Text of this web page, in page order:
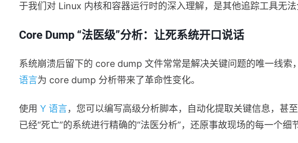
于我们对 Linux 内核和容器运行时的深入理解，是其他追踪工具无法
Core Dump “法医级”分析：让死系统开口说话
系统崩溃后留下的 core dump 文件常常是解决关键问题的唯一线索
语言为 core dump 分析带来了革命性变化。
使用 Y 语言，您可以编写高级分析脚本，自动化提取关键信息，甚
已经“死亡”的系统进行精确的“法医分析”，还原事故现场的每一个细节